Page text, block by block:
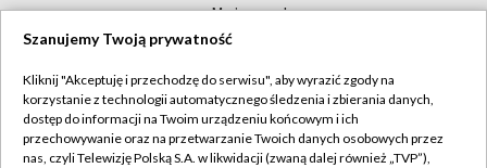
Biuro Reklamy
Oferta Handlowa
Telegazeta ogłoszenia
Emisja w TVP
Rada Programowa
Moje zgody
Biuro reklamy
Kontakt
Kanały
Szanujemy Twoją prywatność
Kliknij "Akceptuję i przechodzę do serwisu", aby wyrazić zgody na
korzystanie z technologii automatycznego śledzenia i zbierania danych,
dostęp do informacji na Twoim urządzeniu końcowym i ich
przechowywanie oraz na przetwarzanie Twoich danych osobowych przez
nas, czyli Telewizję Polską S.A. w likwidacji (zwaną dalej również „TVP”),